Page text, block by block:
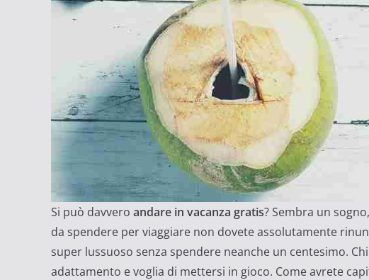
Si può davvero andare in vacanza gratis? Sembra un
da spendere per viaggiare non dovete assolutamente
super lussuoso senza spendere neanche un centesimo.
adattamento e voglia di mettersi in gioco. Come avrete